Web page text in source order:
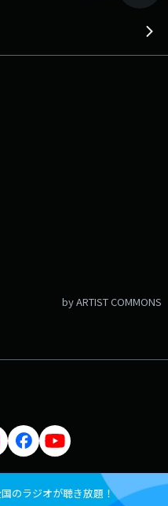
by ARTIST COMMONS
のラジオが聴き放題！